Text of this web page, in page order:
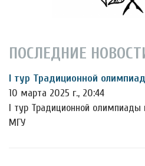
ПОСЛЕДНИЕ
I тур Традиционной
10 марта 2025 г., 20:44
I тур Традиционной олимпиады
МГУ